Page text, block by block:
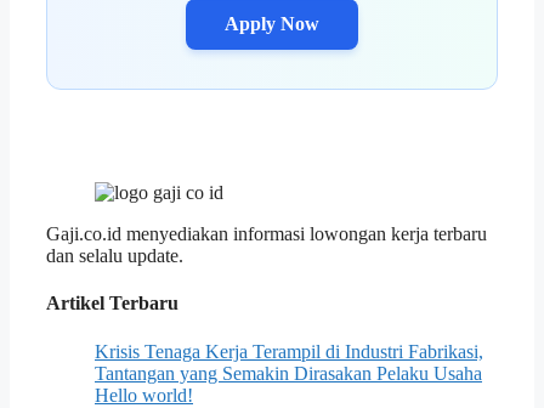
Apply Now
Gaji.co.id menyediakan informasi lowongan kerja terbaru
dan selalu update.
Artikel Terbaru
Krisis Tenaga Kerja Terampil di Industri Fabrikasi,
Tantangan yang Semakin Dirasakan Pelaku Usaha
Hello world!